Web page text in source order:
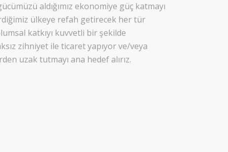
aldığımız ekonomiye güç katmayı
ülkeye refah getirecek her tür
katkıyı kuvvetli bir şekilde
zihniyet ile ticaret yapıyor ve/veya
uzak tutmayı ana hedef alırız.